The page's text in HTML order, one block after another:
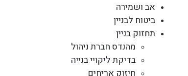
אב ושמירה
ביטוח לבניין
תחזוק בניין
מהנדס חברת ניהול
בדיקת ליקויי בנייה
חיזוק אריחים